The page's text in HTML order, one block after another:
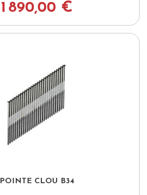
1 890,00 €
POINTE CLOU B34